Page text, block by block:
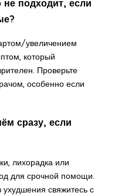
не подходит, если
увеличением
который
Проверьте
особенно если
сразу, если
лихорадка или
для срочной помощи.
свяжитесь с